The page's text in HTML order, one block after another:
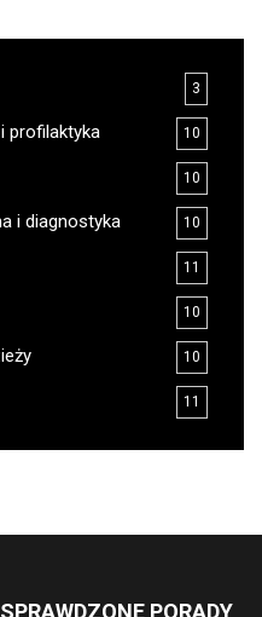
3
profilaktyka 10
10
i diagnostyka 10
11
10
10
11
PORADY